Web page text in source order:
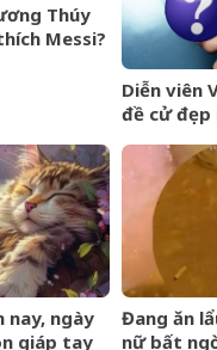
Thúy
Messi?
Diễn viên
đề cử
cưỡng,
mắt cực
nay, ngày
giáp tay
Đang ăn
nữ bất